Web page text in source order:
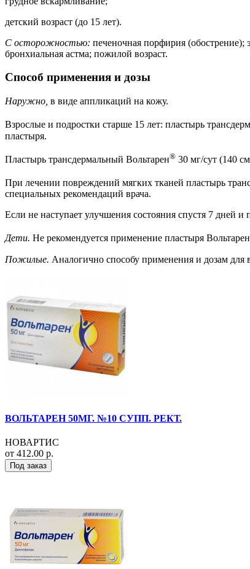
детский возраст (до 15 лет).
С осторожностью: печеночная порфирия
бронхиальная астма; пожилой возраст.
Способ применения и дозы
Наружно, в виде аппликаций на кожу.
Взрослые и подростки старше 15 лет: пластырь
пластыря.
Пластырь трансдермальный Вольтарен® 30 мг/сут (140 см
При лечении повреждений мягких тканей пластырь
специальных рекомендаций врача.
Если не наступает улучшения состояния спустя 7 дней
Дети. Не рекомендуется применение пластыря Вольтарен
Пожилые. Аналогично способу применения и дозам для
ВОЛЬТАРЕН 50МГ. №10 СУПП. РЕКТ.
НОВАРТИС
от 412.00 р.
Под заказ